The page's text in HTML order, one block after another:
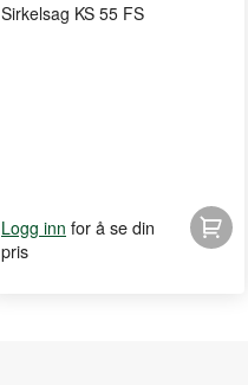
Sirkelsag KS 55 FS
Logg inn for å se din
pris